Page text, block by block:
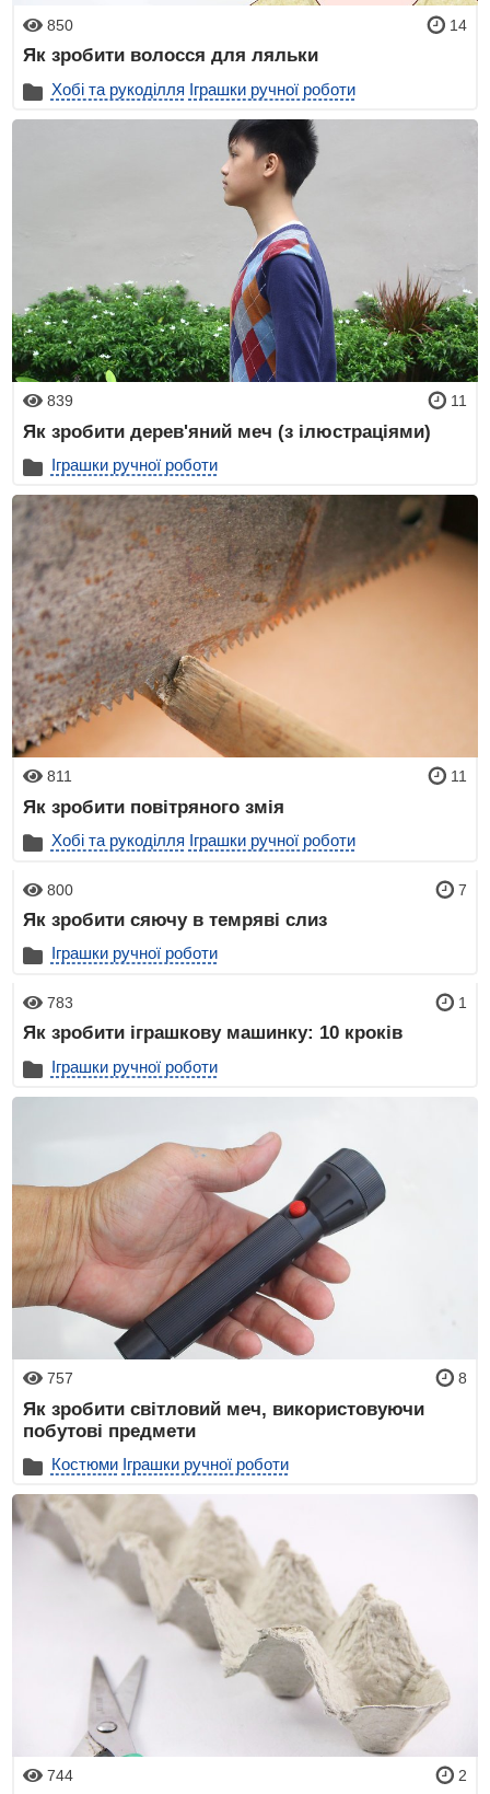
850 14
Як зробити волосся для ляльки
Хобі та рукоділля Іграшки ручної роботи
839 11
Як зробити дерев'яний меч (з ілюстраціями)
Іграшки ручної роботи
811 11
Як зробити повітряного змія
Хобі та рукоділля Іграшки ручної роботи
800 7
Як зробити сяючу в темряві слиз
Іграшки ручної роботи
783 1
Як зробити іграшкову машинку: 10 кроків
Іграшки ручної роботи
757 8
Як зробити світловий меч, використовуючи
побутові предмети
Костюми Іграшки ручної роботи
744 2